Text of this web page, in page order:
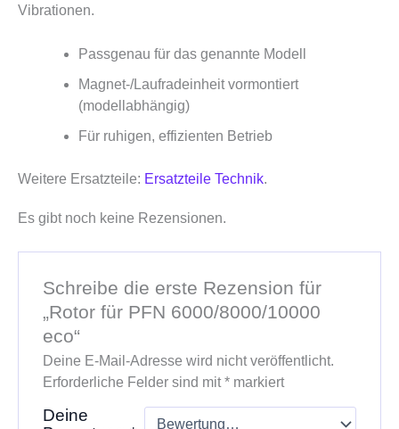
Vibrationen.
Passgenau für das genannte Modell
Magnet‑/Laufradeinheit vormontiert
(modellabhängig)
Für ruhigen, effizienten Betrieb
Weitere Ersatzteile: Ersatzteile Technik.
Es gibt noch keine Rezensionen.
Schreibe die erste Rezension für
„Rotor für PFN 6000/8000/10000
eco“
Deine E-Mail-Adresse wird nicht veröffentlicht.
Erforderliche Felder sind mit*markiert
Deine